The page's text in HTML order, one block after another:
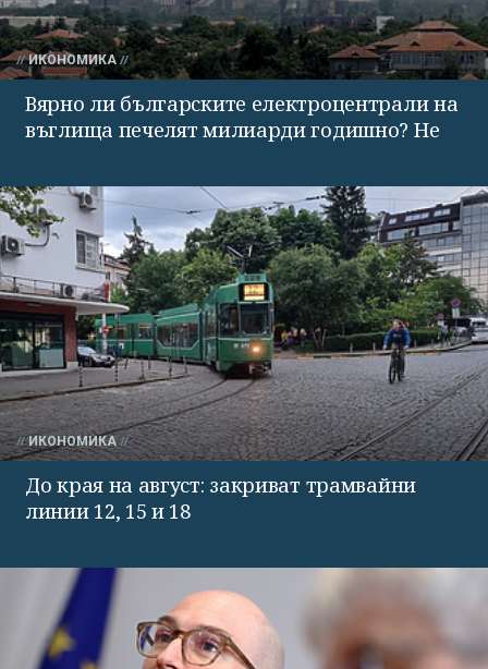
ИКОНОМИКА
Вярно ли българските електроцентрали на
въглища печелят милиарди годишно? Не
ИКОНОМИКА
До края на август: закриват трамвайни
линии 12, 15 и 18